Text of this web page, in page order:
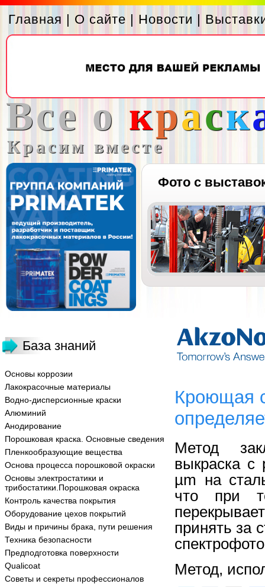
Главная | О сайте | Новости |
Все о краск
Красим вместе
Фото с
База знаний
Основы коррозии
Лакокрасочные материалы
Водно-дисперсионные краски
Алюминий
Анодирование
Порошковая краска. Основные сведения
Пленкообразующие вещества
Основа процесса порошковой окраски
Основы электростатики и
трибостатики.Порошковая окраска
Контроль качества покрытия
Оборудование цехов покрытий
Виды и причины брака, пути решения
Техника безопасности
Предподготовка поверхности
Qualicoat
Советы и секреты профессионалов
Кроющая
Метод
выкраска с
µm на
что при
принять за
Метод,